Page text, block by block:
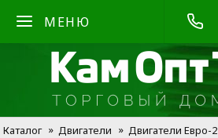
МЕНЮ
Каталог Двигатели
Двигатели Евро-2